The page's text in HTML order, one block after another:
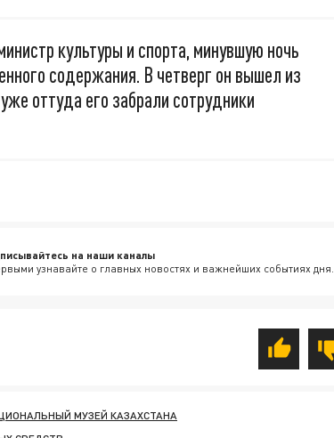
культуры и спорта, минувшую ночь
содержания. В четверг он вышел из
оттуда его забрали сотрудники
на наши каналы
узнавайте о главных новостях и важнейших событиях дня.
МУЗЕЙ КАЗАХСТАНА